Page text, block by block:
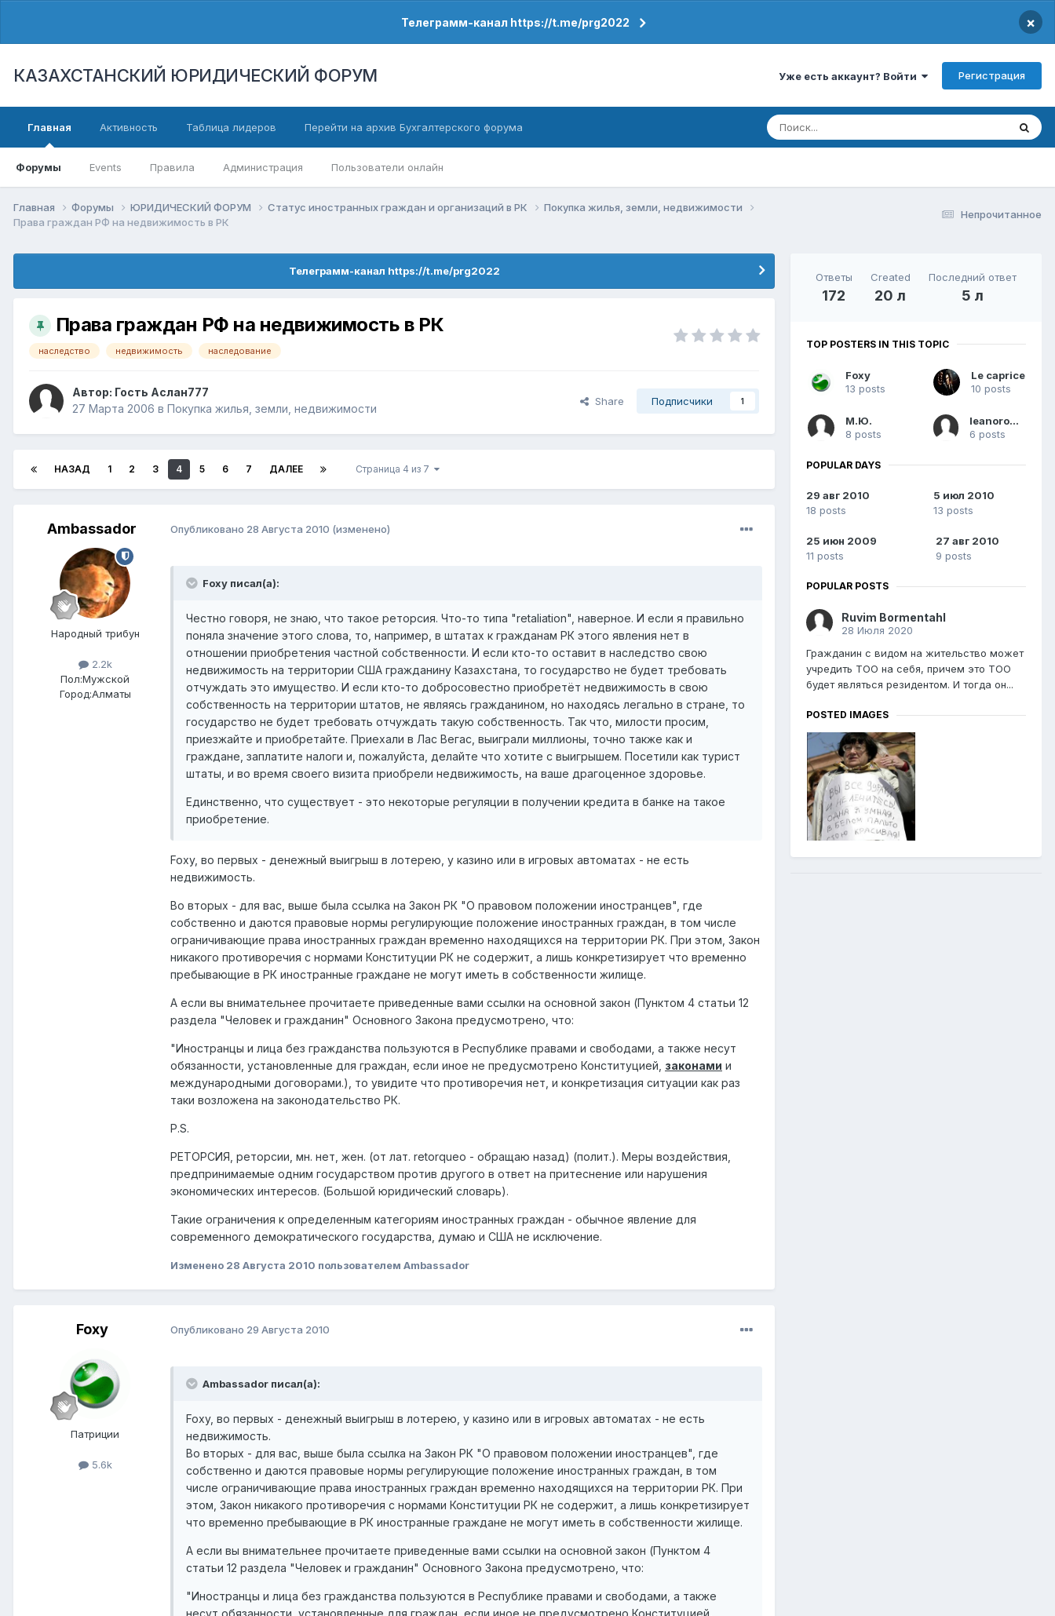
Телеграмм-канал https://t.me/prg2022 ×
КАЗАХСТАНСКИЙ ЮРИДИЧЕСКИЙ ФОРУМ Уже есть аккаунт? Войти Регистрация
Главная
Форумы Events Правила Администрация Пользователи онлайн
Активность Таблица лидеров Перейти на архив Бухгалтерского форума
Непрочитанное
Главная Форумы ЮРИДИЧЕСКИЙ ФОРУМ Статус иностранных граждан и организаций в РК
Покупка жилья, земли, недвижимости
Права граждан РФ на недвижимость в РК
Телеграмм-канал https://t.me/prg2022
Права граждан РФ на недвижимость в РК
наследство недвижимость наследование
Автор: Гость Аслан777
27 Марта 2006 в Покупка жилья, земли, недвижимости
Share Подписчики 1
НАЗАД 1 2 3 4 5 6 7 ДАЛЕЕ Страница 4 из 7
Ambassador
Народный трибун
2.2k
Пол:Мужской
Город:Алматы
Опубликовано 28 Августа 2010 (изменено)
Foxy писал(а):
Честно говоря, не знаю, что такое реторсия. Что-то типа "retaliation", наверное. И если я правильно
поняла значение этого слова, то, например, в штатах к гражданам РК этого явления нет в
отношении приобретения частной собственности. И если кто-то оставит в наследство свою
недвижимость на территории США гражданину Казахстана, то государство не будет требовать
отчуждать это имущество. И если кто-то добросовестно приобретёт недвижимость в свою
собственность на территории штатов, не являясь гражданином, но находясь легально в стране, то
государство не будет требовать отчуждать такую собственность. Так что, милости просим,
приезжайте и приобретайте. Приехали в Лас Вегас, выиграли миллионы, точно также как и
граждане, заплатите налоги и, пожалуйста, делайте что хотите с выигрышем. Посетили как турист
штаты, и во время своего визита приобрели недвижимость, на ваше драгоценное здоровье.
Единственно, что существует - это некоторые регуляции в получении кредита в банке на такое
приобретение.
Foxy, во первых - денежный выигрыш в лотерею, у казино или в игровых автоматах - не есть
недвижимость.
Во вторых - для вас, выше была ссылка на Закон РК "О правовом положении иностранцев", где
собственно и даются правовые нормы регулирующие положение иностранных граждан, в том числе
ограничивающие права иностранных граждан временно находящихся на территории РК. При этом, Закон
никакого противоречия с нормами Конституции РК не содержит, а лишь конкретизирует что временно
пребывающие в РК иностранные граждане не могут иметь в собственности жилище.
А если вы внимательнее прочитаете приведенные вами ссылки на основной закон (Пунктом 4 статьи 12
раздела "Человек и гражданин" Основного Закона предусмотрено, что:
"Иностранцы и лица без гражданства пользуются в Республике правами и свободами, а также несут
обязанности, установленные для граждан, если иное не предусмотрено Конституцией, законами и
международными договорами.), то увидите что противоречия нет, и конкретизация ситуации как раз
таки возложена на законодательство РК.
P.S.
РЕТО́РСИЯ, реторсии, мн. нет, жен. (от лат. retorqueo - обращаю назад) (полит.). Меры воздействия,
предпринимаемые одним государством против другого в ответ на притеснение или нарушения
экономических интересов. (Большой юридический словарь).
Такие ограничения к определенным категориям иностранных граждан - обычное явление для
современного демократического государства, думаю и США не исключение.
Изменено 28 Августа 2010 пользователем Ambassador
Foxy
Патриции
5.6k
Опубликовано 29 Августа 2010
Ambassador писал(а):
Foxy, во первых - денежный выигрыш в лотерею, у казино или в игровых автоматах - не есть
недвижимость.
Во вторых - для вас, выше была ссылка на Закон РК "О правовом положении иностранцев", где
собственно и даются правовые нормы регулирующие положение иностранных граждан, в том
числе ограничивающие права иностранных граждан временно находящихся на территории РК. При
этом, Закон никакого противоречия с нормами Конституции РК не содержит, а лишь конкретизирует
что временно пребывающие в РК иностранные граждане не могут иметь в собственности жилище.
А если вы внимательнее прочитаете приведенные вами ссылки на основной закон (Пунктом 4
статьи 12 раздела "Человек и гражданин" Основного Закона предусмотрено, что:
"Иностранцы и лица без гражданства пользуются в Республике правами и свободами, а также
несут обязанности, установленные для граждан, если иное не предусмотрено Конституцией,
Ответы
172
Created
20 л
Последний ответ
5 л
TOP POSTERS IN THIS TOPIC
Foxy
13 posts
Le caprice
10 posts
М.Ю.
8 posts
leanoro4ka
6 posts
POPULAR DAYS
29 авг 2010
18 posts
5 июл 2010
13 posts
25 июн 2009
11 posts
27 авг 2010
9 posts
POPULAR POSTS
Ruvim Bormentahl
28 Июля 2020
Гражданин с видом на жительство может
учредить ТОО на себя, причем это ТОО
будет являться резидентом. И тогда он...
POSTED IMAGES